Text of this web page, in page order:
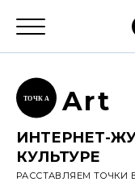
ТОЧК А Art
ИНТЕРНЕТ-
КУЛЬТУРЕ
РАССТАВЛЯЕМ ТОЧКИ